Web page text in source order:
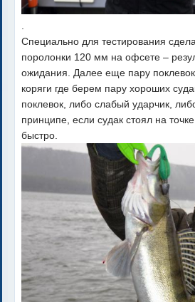
.
Специально для тестирования
поролонки 120 мм на офсете –
ожидания. Далее еще пару
коряги где берем пару хороших
поклевок, либо слабый ударчик,
принципе, если судак стоял на
быстро.